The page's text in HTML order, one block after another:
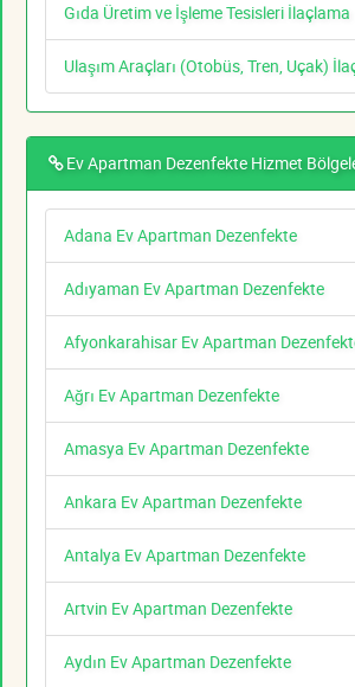
Gıda Üretim ve İşleme Tesisleri İlaçlama
Ulaşım Araçları (Otobüs, Tren, Uçak)
Ev Apartman Dezenfekte Hizmet
Adana Ev Apartman Dezenfekte
Adıyaman Ev Apartman Dezenfekte
Afyonkarahisar Ev Apartman
Ağrı Ev Apartman Dezenfekte
Amasya Ev Apartman Dezenfekte
Ankara Ev Apartman Dezenfekte
Antalya Ev Apartman Dezenfekte
Artvin Ev Apartman Dezenfekte
Aydın Ev Apartman Dezenfekte